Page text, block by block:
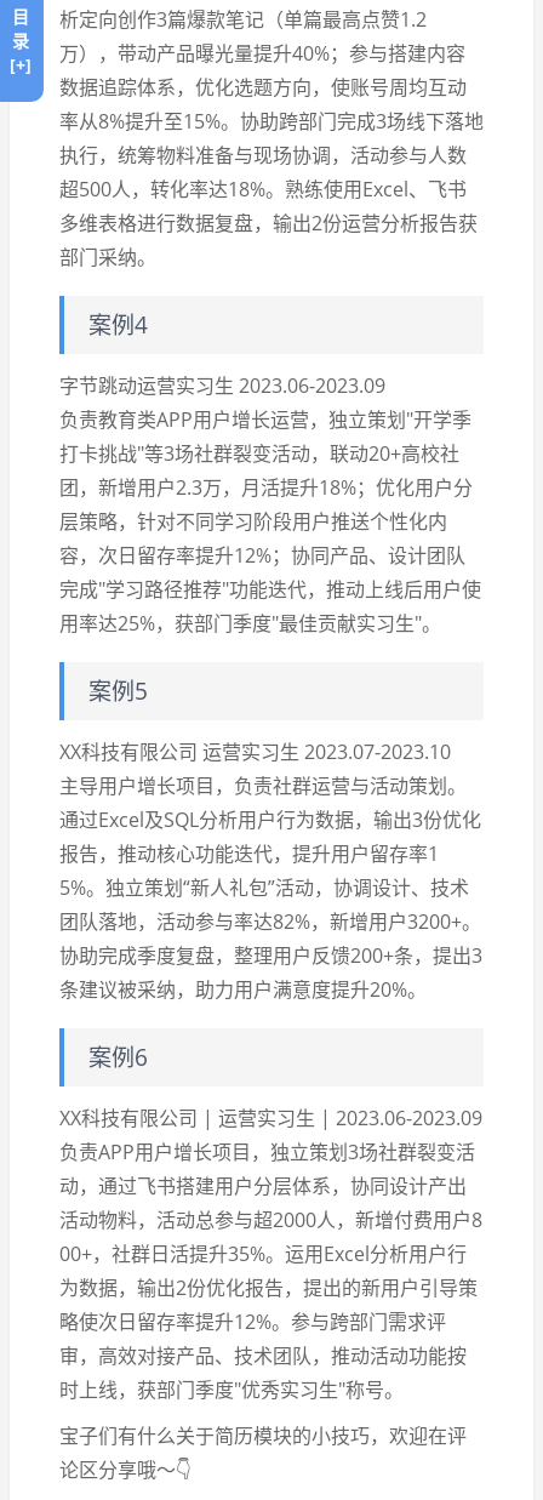
析定向创作3篇爆款笔记（单篇最高点赞1.2
万），带动产品曝光量提升40%；参与搭建内容
数据追踪体系，优化选题方向，使账号周均互动
率从8%提升至15%。协助跨部门完成3场线下落地
执行，统筹物料准备与现场协调，活动参与人数
超500人，转化率达18%。熟练使用Excel、飞书
多维表格进行数据复盘，输出2份运营分析报告获
部门采纳。
案例4
字节跳动运营实习生 2023.06-2023.09
负责教育类APP用户增长运营，独立策划"开学季
打卡挑战"等3场社群裂变活动，联动20+高校社
团，新增用户2.3万，月活提升18%；优化用户分
层策略，针对不同学习阶段用户推送个性化内
容，次日留存率提升12%；协同产品、设计团队
完成"学习路径推荐"功能迭代，推动上线后用户使
用率达25%，获部门季度"最佳贡献实习生"。
案例5
XX科技有限公司 运营实习生 2023.07-2023.10
主导用户增长项目，负责社群运营与活动策划。
通过Excel及SQL分析用户行为数据，输出3份优化
报告，推动核心功能迭代，提升用户留存率1
5%。独立策划“新人礼包”活动，协调设计、技术
团队落地，活动参与率达82%，新增用户3200+。
协助完成季度复盘，整理用户反馈200+条，提出3
条建议被采纳，助力用户满意度提升20%。
案例6
XX科技有限公司 | 运营实习生 | 2023.06-2023.09
负责APP用户增长项目，独立策划3场社群裂变活
动，通过飞书搭建用户分层体系，协同设计产出
活动物料，活动总参与超2000人，新增付费用户8
00+，社群日活提升35%。运用Excel分析用户行
为数据，输出2份优化报告，提出的新用户引导策
略使次日留存率提升12%。参与跨部门需求评
审，高效对接产品、技术团队，推动活动功能按
时上线，获部门季度"优秀实习生"称号。
宝子们有什么关于简历模块的小技巧，欢迎在评
论区分享哦～👇
目
录
[+]